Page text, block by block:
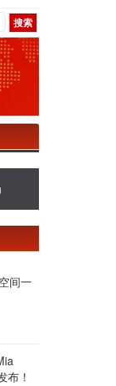
间一
布！